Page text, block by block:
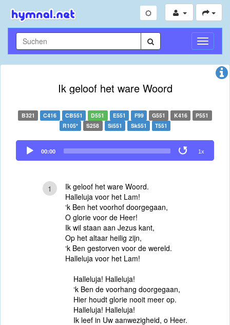
Ik geloof het ware Woord
B321 C416 CB551 D551 E551 F99 G551 K416
P551
R105*
S258 Si551 Sk551 T551
Audio
Player
00:00 1x
1
Ik geloof het ware Woord.
Halleluja voor het Lam!
‘k Ben het voorhof doorgegaan,
O glorie voor de Heer!
Ik wil staan aan Jezus kant,
Op het altaar heilig zijn,
‘k Ben gestorven voor de wereld.
Halleluja voor het Lam!
Halleluja! Halleluja!
‘k Ben de voorhang doorgegaan,
Hier houdt glorie nooit meer op.
Halleluja! Halleluja!
Ik leef in Uw aanwezigheid, o Heer.